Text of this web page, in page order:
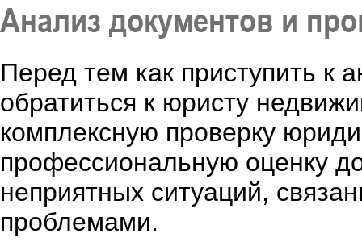
Анализ документов и
Перед тем как приступить к
обратиться к юристу
комплексную проверку
профессиональную оценку
неприятных ситуаций,
проблемами.